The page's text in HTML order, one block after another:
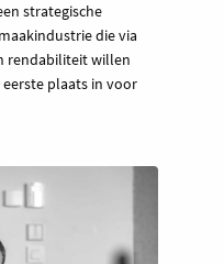
strategische
die via
rendabiliteit willen
plaats in voor